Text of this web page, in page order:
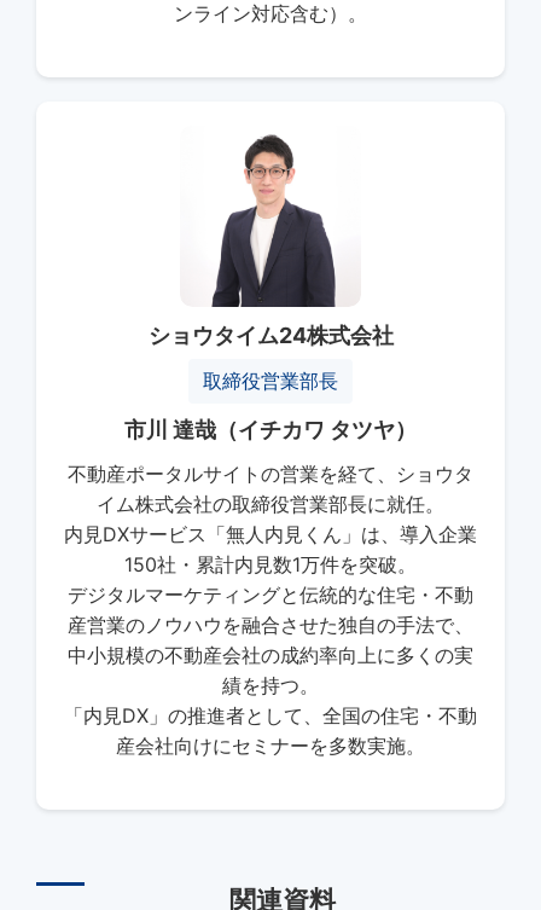
ンライン対応含む）。
ショウタイム24株式会社
取締役営業部長
市川 達哉（イチカワ タツヤ）
不動産ポータルサイトの営業を経て、ショウタ
イム株式会社の取締役営業部長に就任。
内見DXサービス「無人内見くん」は、導入企業
150社・累計内見数1万件を突破。
デジタルマーケティングと伝統的な住宅・不動
産営業のノウハウを融合させた独自の手法で、
中小規模の不動産会社の成約率向上に多くの実
績を持つ。
「内見DX」の推進者として、全国の住宅・不動
産会社向けにセミナーを多数実施。
関連資料